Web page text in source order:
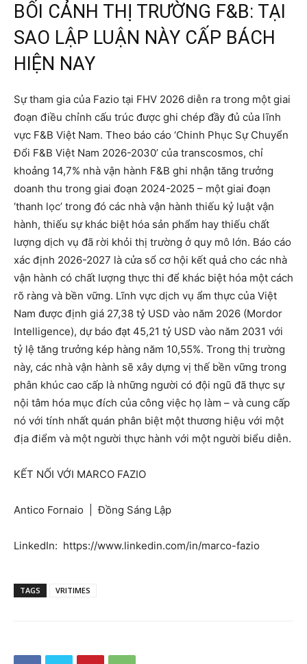
BỐI CẢNH THỊ TRƯỜNG F&B: TẠI
SAO LẬP LUẬN NÀY CẤP BÁCH
HIỆN NAY
Sự tham gia của Fazio tại FHV 2026 diễn ra trong một giai
đoạn điều chỉnh cấu trúc được ghi chép đầy đủ của lĩnh
vực F&B Việt Nam. Theo báo cáo ‘Chinh Phục Sự Chuyển
Đổi F&B Việt Nam 2026-2030’ của transcosmos, chỉ
khoảng 14,7% nhà vận hành F&B ghi nhận tăng trưởng
doanh thu trong giai đoạn 2024-2025 – một giai đoạn
‘thanh lọc’ trong đó các nhà vận hành thiếu kỷ luật vận
hành, thiếu sự khác biệt hóa sản phẩm hay thiếu chất
lượng dịch vụ đã rời khỏi thị trường ở quy mô lớn. Báo cáo
xác định 2026-2027 là cửa sổ cơ hội kết quả cho các nhà
vận hành có chất lượng thực thi để khác biệt hóa một cách
rõ ràng và bền vững. Lĩnh vực dịch vụ ẩm thực của Việt
Nam được định giá 27,38 tỷ USD vào năm 2026 (Mordor
Intelligence), dự báo đạt 45,21 tỷ USD vào năm 2031 với
tỷ lệ tăng trưởng kép hàng năm 10,55%. Trong thị trường
này, các nhà vận hành sẽ xây dựng vị thế bền vững trong
phân khúc cao cấp là những người có đội ngũ đã thực sự
nội tâm hóa mục đích của công việc họ làm – và cung cấp
nó với tính nhất quán phân biệt một thương hiệu với một
địa điểm và một người thực hành với một người biểu diễn.
KẾT NỐI VỚI MARCO FAZIO
Antico Fornaio | Đồng Sáng Lập
LinkedIn: https://www.linkedin.com/in/marco-fazio
TAGS VRITIMES